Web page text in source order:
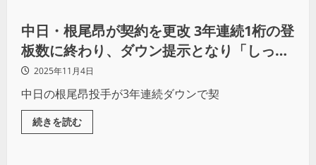
中日・根尾昂が契約を更改 3年連続1桁の登
板数に終わり、ダウン提示となり「しっか
り来季頑張りたいです」と8年目のシーズ
ンに臨む
2025年11月4日
中日の根尾昂投手が3年連続ダウンで契
続きを読む
野球